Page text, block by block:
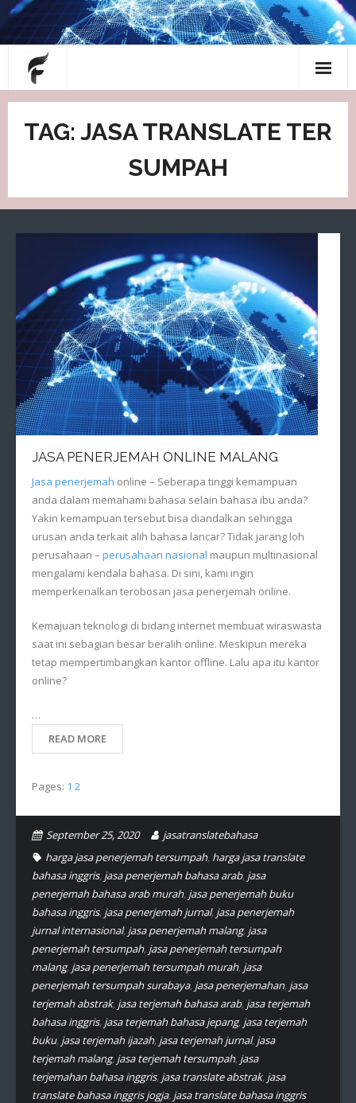
Skip
content
About
Blog
Home
TAG: JASA TRANSLATE TER
SUMPAH
JASA PENERJEMAH ONLINE MALANG
Jasa penerjemah online – Seberapa tinggi kemampuan
anda dalam memahami bahasa selain bahasa ibu anda?
Yakin kemampuan tersebut bisa diandalkan sehingga
urusan anda terkait alih bahasa lancar? Tidak jarang loh
perusahaan – perusahaan nasional maupun multinasional
mengalami kendala bahasa. Di sini, kami ingin
memperkenalkan terobosan jasa penerjemah online.
Kemajuan teknologi di bidang internet membuat wiraswasta
saat ini sebagian besar beralih online. Meskipun mereka
tetap mempertimbangkan kantor offline. Lalu apa itu kantor
online?
…
READ MORE
Pages: 1 2
September 25, 2020
jasatranslatebahasa
harga jasa penerjemah tersumpah, harga jasa translate
bahasa inggris, jasa penerjemah bahasa arab, jasa
penerjemah bahasa arab murah, jasa penerjemah buku
bahasa inggris, jasa penerjemah jurnal, jasa penerjemah
jurnal internasional, jasa penerjemah malang, jasa
penerjemah tersumpah, jasa penerjemah tersumpah
malang, jasa penerjemah tersumpah murah, jasa
penerjemah tersumpah surabaya, jasa penerjemahan, jasa
terjemah abstrak, jasa terjemah bahasa arab, jasa terjemah
bahasa inggris, jasa terjemah bahasa jepang, jasa terjemah
buku, jasa terjemah ijazah, jasa terjemah jurnal, jasa
terjemah malang, jasa terjemah tersumpah, jasa
terjemahan bahasa inggris, jasa translate abstrak, jasa
translate bahasa inggris jogja, jasa translate bahasa inggris